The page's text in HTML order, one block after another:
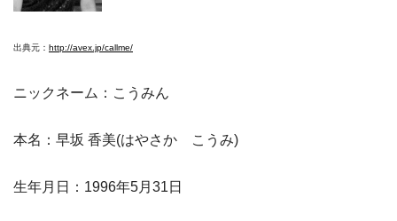
出典元： http://avex.jp/callme/
ニックネーム：こうみん
本名：早坂 香美(はやさか こうみ)
生年月日：1996年5月31日